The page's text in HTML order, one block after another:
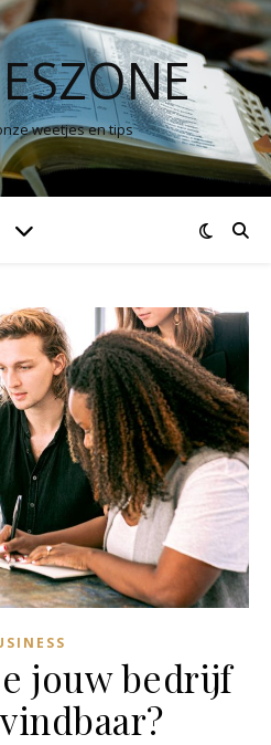
weetjes en tips
jouw bedrijf